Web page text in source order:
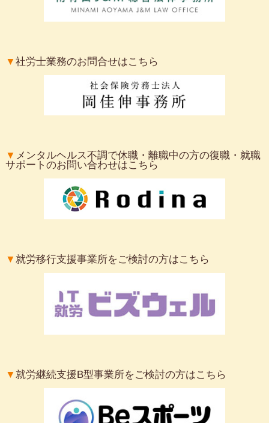
▼社労士業務のお問合せはこちら
▼ メンタルヘルス不調で休職・離職中の方の復職・就職
サポートのお問い合わせはこちら
▼ 就労移行支援事業所をご検討の方はこちら
▼就労継続支援B型事業所をご検討の方はこちら